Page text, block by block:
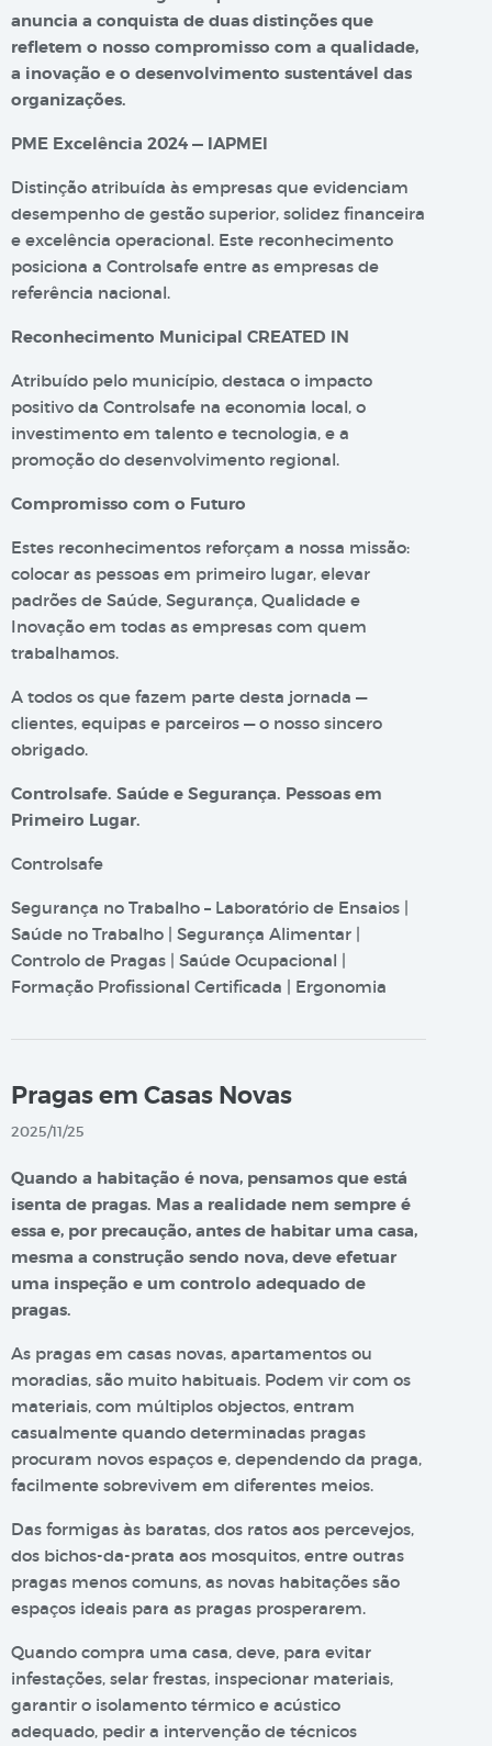
anuncia a conquista de duas distinções que
refletem o nosso compromisso com a qualidade,
a inovação e o desenvolvimento sustentável das
organizações.
PME Excelência 2024 — IAPMEI
Distinção atribuída às empresas que evidenciam
desempenho de gestão superior, solidez financeira
e excelência operacional. Este reconhecimento
posiciona a Controlsafe entre as empresas de
referência nacional.
Reconhecimento Municipal CREATED IN
Atribuído pelo município, destaca o impacto
positivo da Controlsafe na economia local, o
investimento em talento e tecnologia, e a
promoção do desenvolvimento regional.
Compromisso com o Futuro
Estes reconhecimentos reforçam a nossa missão:
colocar as pessoas em primeiro lugar, elevar
padrões de Saúde, Segurança, Qualidade e
Inovação em todas as empresas com quem
trabalhamos.
A todos os que fazem parte desta jornada —
clientes, equipas e parceiros — o nosso sincero
obrigado.
Controlsafe. Saúde e Segurança. Pessoas em
Primeiro Lugar.
Controlsafe
Segurança no Trabalho – Laboratório de Ensaios |
Saúde no Trabalho | Segurança Alimentar |
Controlo de Pragas | Saúde Ocupacional |
Formação Profissional Certificada | Ergonomia
Pragas em Casas Novas
2025/11/25
Quando a habitação é nova, pensamos que está
isenta de pragas. Mas a realidade nem sempre é
essa e, por precaução, antes de habitar uma casa,
mesma a construção sendo nova, deve efetuar
uma inspeção e um controlo adequado de
pragas.
As pragas em casas novas, apartamentos ou
moradias, são muito habituais. Podem vir com os
materiais, com múltiplos objectos, entram
casualmente quando determinadas pragas
procuram novos espaços e, dependendo da praga,
facilmente sobrevivem em diferentes meios.
Das formigas às baratas, dos ratos aos percevejos,
dos bichos-da-prata aos mosquitos, entre outras
pragas menos comuns, as novas habitações são
espaços ideais para as pragas prosperarem.
Quando compra uma casa, deve, para evitar
infestações, selar frestas, inspecionar materiais,
garantir o isolamento térmico e acústico
adequado, pedir a intervenção de técnicos